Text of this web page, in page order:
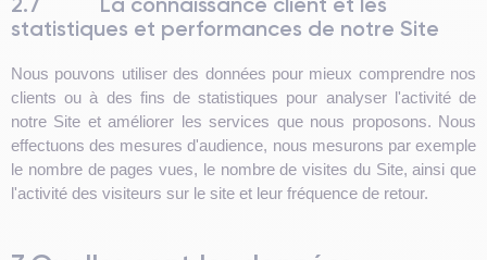
statistiques et performances de notre Site
Nous pouvons utiliser des données pour mieux comprendre nos
clients ou à des fins de statistiques pour analyser l'activité de
notre Site et améliorer les services que nous proposons. Nous
effectuons des mesures d'audience, nous mesurons par exemple
le nombre de pages vues, le nombre de visites du Site, ainsi que
l'activité des visiteurs sur le site et leur fréquence de retour.